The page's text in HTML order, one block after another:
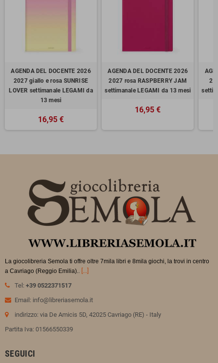
AGENDA DEL DOCENTE 2026
2027 giallo e rosa SUNRISE
LOVER settimanale LEGAMI da
13 mesi
16,95 €
AGENDA DEL DOCENTE 2026
2027 rosa RASPBERRY JAM
settimanale LEGAMI da 13 mesi
16,95 €
La giocolibreria Semola ti offre oltre 7mila libri e 8mila giochi, la trovi in centro
a Cavriago (Reggio Emilia).. [...]
Tel: +39 0522371517
Email: info@libreriasemola.it
indirizzo: via De Amicis 5D, 42025 Cavriago (RE) - Italy
Partita Iva: 01566550339
SEGUICI